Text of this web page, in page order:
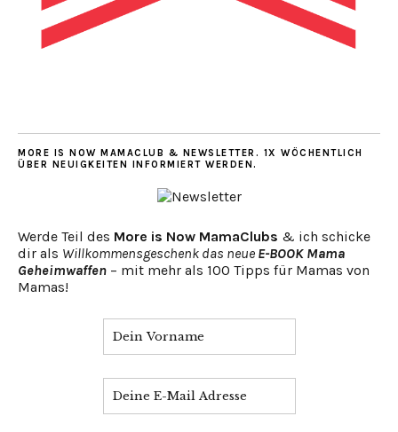
MORE IS NOW MAMACLUB & NEWSLETTER. 1X WÖCHENTLICH
ÜBER NEUIGKEITEN INFORMIERT WERDEN.
Werde Teil des More is Now MamaClubs & ich schicke
dir als Willkommensgeschenk das neue E-BOOK Mama
Geheimwaffen – mit mehr als 100 Tipps für Mamas von
Mamas!